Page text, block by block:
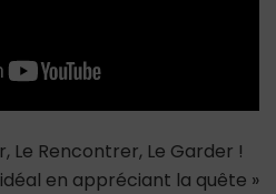
Le Rencontrer, Le Garder !
en appréciant la quête »